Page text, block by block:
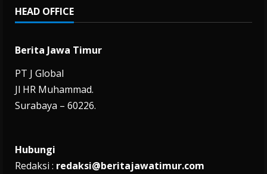
HEAD OFFICE
Berita Jawa Timur
PT J Global
Jl HR Muhammad.
Surabaya – 60226.
Hubungi
Redaksi : redaksi@beritajawatimur.com